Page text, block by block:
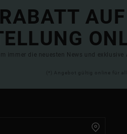
immer die neuesten News und exklusive
(*) Angebot gültig online für